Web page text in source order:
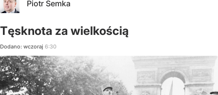
Piotr Semka
Tęsknota za wielkością
Dodano: wczoraj 6:30